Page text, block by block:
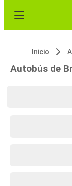
Inicio
Autobús de